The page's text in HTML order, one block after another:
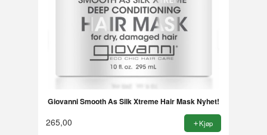
Giovanni Smooth As Silk Xtreme Hair Mask Nyhet!
265,00 Kjøp